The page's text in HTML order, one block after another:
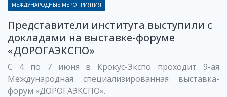
МЕЖДУНАРОДНЫЕ МЕРОПРИЯТИЯ
Представители института выступили с
докладами на выставке-форуме
«ДОРОГАЭКСПО»
С 4 по 7 июня в Крокус-Экспо проходит 9-ая
Международная специализированная выставка-
форум «ДОРОГАЭКСПО».